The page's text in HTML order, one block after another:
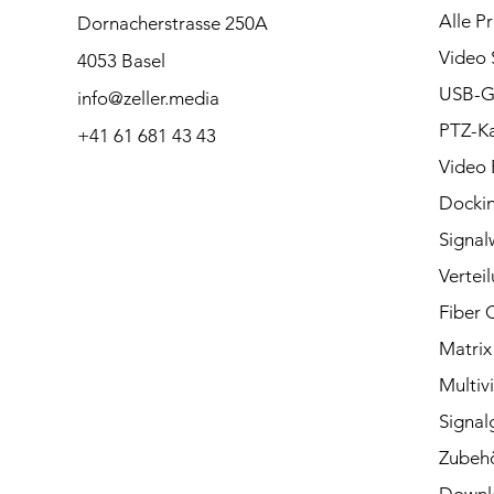
Bitte kontaktieren Sie
uns bei Fragen per
Telefon oder Mail.
Dornacherstrasse 250A
4053 Basel
info@zeller.media
+41 61 681 43 43
Alle
Video
USB-
PTZ-
Video
Fiber